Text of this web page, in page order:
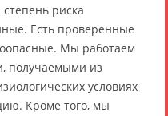
риска
Есть проверенные
Мы работаем
получаемыми из
условиях
Кроме того, мы